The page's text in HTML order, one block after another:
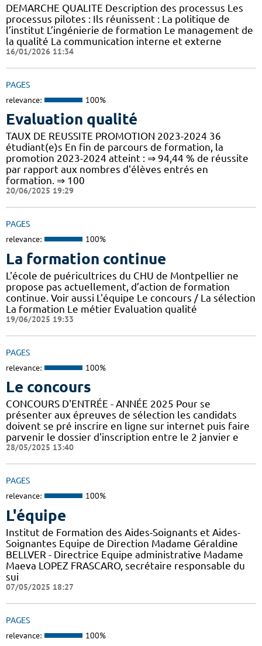
DEMARCHE QUALITE Description des processus Les
processus pilotes : Ils réunissent : La politique de
l’institut L’ingénierie de formation Le management de
la qualité La communication interne et externe
16/01/2026 11:34
PAGES
relevance: 100%
Evaluation qualité
TAUX DE REUSSITE PROMOTION 2023-2024 36
étudiant(e)s En fin de parcours de formation, la
promotion 2023-2024 atteint : ⇒ 94,44 % de réussite
par rapport aux nombres d'élèves entrés en
formation. ⇒ 100
20/06/2025 19:29
PAGES
relevance: 100%
La formation continue
L'école de puéricultrices du CHU de Montpellier ne
propose pas actuellement, d’action de formation
continue. Voir aussi L'équipe Le concours / La sélection
La formation Le métier Evaluation qualité
19/06/2025 19:33
PAGES
relevance: 100%
Le concours
CONCOURS D'ENTRÉE - ANNÉE 2025 Pour se
présenter aux épreuves de sélection les candidats
doivent se pré inscrire en ligne sur internet puis faire
parvenir le dossier d'inscription entre le 2 janvier e
28/05/2025 13:40
PAGES
relevance: 100%
L'équipe
Institut de Formation des Aides-Soignants et Aides-
Soignantes Equipe de Direction Madame Géraldine
BELLVER - Directrice Equipe administrative Madame
Maeva LOPEZ FRASCARO, secrétaire responsable du
sui
07/05/2025 18:27
PAGES
relevance: 100%